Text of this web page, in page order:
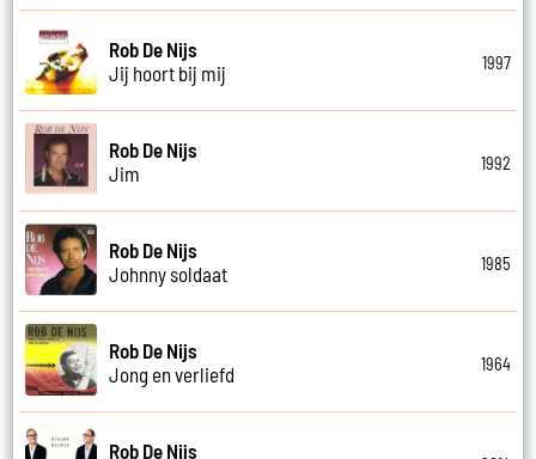
Rob De Nijs
Jij hoort bij mij
1997
Rob De Nijs
Jim
1992
Rob De Nijs
Johnny soldaat
1985
Rob De Nijs
Jong en verliefd
1964
Rob De Nijs